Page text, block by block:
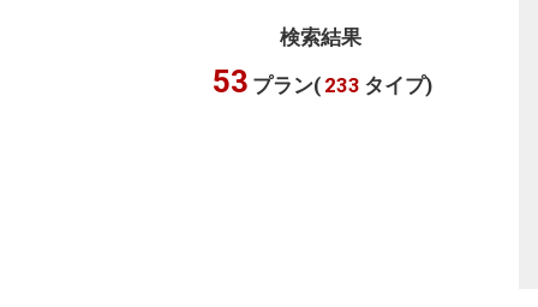
検索結果
53 プラン( 233 タイプ)